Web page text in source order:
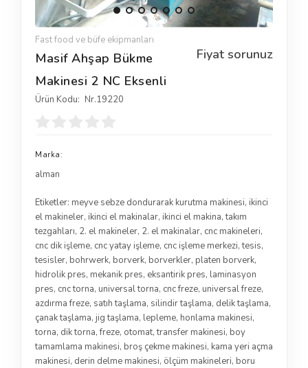
Fast food ve büfe ekipmanları
Fiyat sorunuz
Masif Ahşap Bükme
Makinesi 2 NC Eksenli
Ürün Kodu: Nr.19220
Marka:
alman
Etiketler: meyve sebze dondurarak kurutma makinesi, ikinci
el makineler, ikinci el makinalar, ikinci el makina,takım
tezgahları, 2. el makineler, 2. el makinalar, cnc makineleri,
cnc dik işleme, cnc yatay işleme, cnc işleme merkezi,tesis,
tesisler, bohrwerk, borverk, borverkler, platen borverk,
hidrolik pres, mekanik pres, eksantirik pres, laminasyon
pres, cnc torna, universal torna, cnc freze, universal freze,
azdırma freze, satıh taşlama, silindir taşlama, delik taşlama,
çanak taşlama, jig taşlama, lepleme, honlama makinesi,
torna, dik torna,freze, otomat,transfer makinesi, boy
tamamlama makinesi, broş çekme makinesi, kama yeri açma
makinesi, derin delme makinesi, ölçüm makineleri, boru